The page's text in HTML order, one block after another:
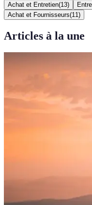
Achat et Entretien(13)
Achat et Fournisseurs(11 )
Articles à la une